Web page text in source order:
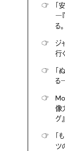
☞
「
―
る。
☞
ジ
行
☞
「
る
☞
像
グ
☞
「
ツ